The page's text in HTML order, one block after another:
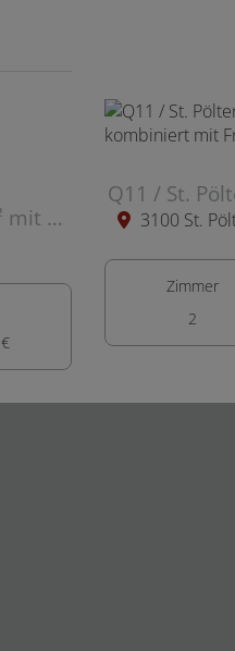
Großzügiges Wohnen auf 150 m² mit Dachterrasse, Sonnensegel und Carport – Sofortbezug 3100 St.
Zimmer
2